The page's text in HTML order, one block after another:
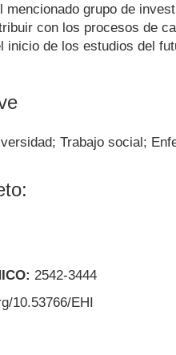
mencionado grupo de
con los procesos de
inicio de los estudios del
Trabajo social;
2542-3444
10.53766/EHI